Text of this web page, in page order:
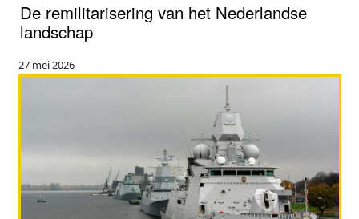
De remilitarisering van het Nederlandse
landschap
27 mei 2026